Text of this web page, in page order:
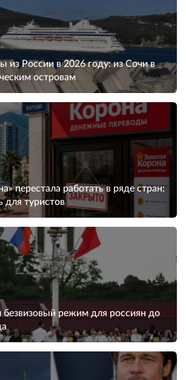
из России в 2026 году: из Сочи в
островам
перестала работать в ряде стран:
для туристов
безвизовый режим для россиян до